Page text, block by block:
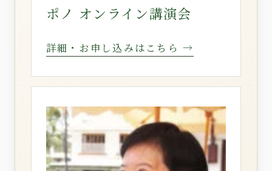
ポノ オンライン講演会
詳細・お申し込みはこちら →